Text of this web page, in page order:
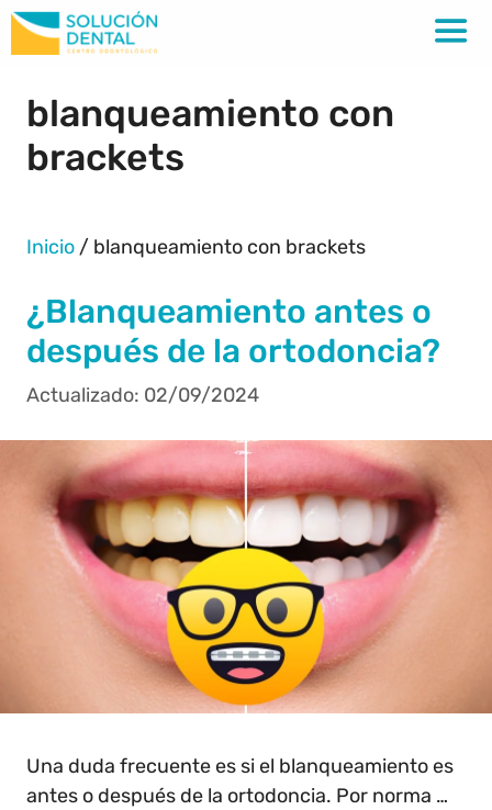
blanqueamiento con
brackets
Inicio / blanqueamiento con brackets
¿Blanqueamiento antes o
después de la ortodoncia?
02/09/2024
Una duda frecuente es si el blanqueamiento es
antes o después de la ortodoncia. Por norma …